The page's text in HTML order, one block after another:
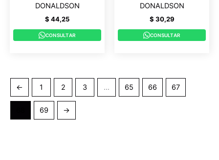
DONALDSON
$ 44,25
CONSULTAR
DONALDSON
$ 30,29
CONSULTAR
← 1 2 3 … 65 66 67
69 →